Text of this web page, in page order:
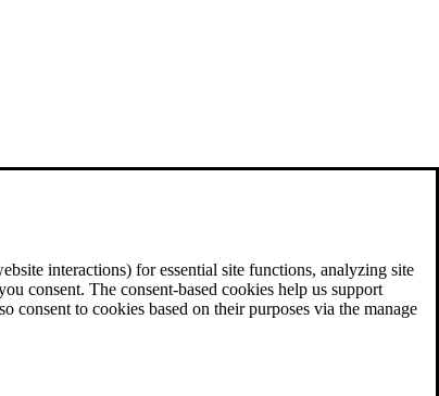
interactions) for essential site functions, analyzing site
consent. The consent-based cookies help us support
to cookies based on their purposes via the manage